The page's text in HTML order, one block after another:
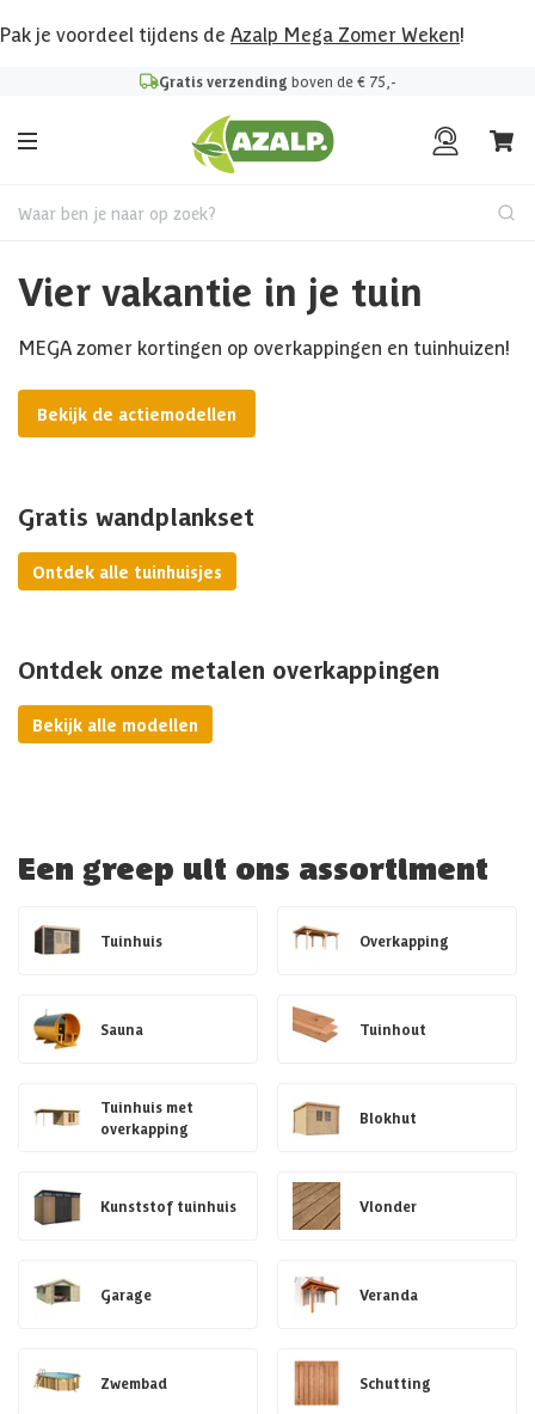
Pak je voordeel tijdens de Azalp Mega Zomer Weken!
Gratis verzending boven de € 75,-
Waar ben je naar op zoek?
Vier vakantie in je tuin
MEGA zomer kortingen op overkappingen en tuinhuizen!
Bekijk de actiemodellen
Gratis wandplankset
Ontdek alle tuinhuisjes
Ontdek onze metalen overkappingen
Bekijk alle modellen
Een greep uit ons assortiment
Tuinhuis Overkapping
Sauna Tuinhout
Tuinhuis met
overkapping
Blokhut
Kunststof tuinhuis Vlonder
Garage Veranda
Zwembad Schutting